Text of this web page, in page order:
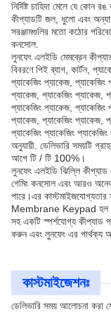
নির্দিষ্ট চাহিদা মেলে যে কোন
কীপ্যাডটি জল, ধুলো এবং
সরঞ্জামগুলির মতো কঠোর
কনসোল.
লুনফেং এলইডি মেমব্রেন
বিবরণে পিই ব্যাগ, কার্টন,
প্যাকেজিং প্যাকেজ,
প্যাকেজ, প্যাকেজিং প্যাকেজ,
প্যাকেজিং প্যাকেজ,
প্যাকেজ, প্যাকেজিং প্যাকেজ,
প্যাকেজিং প্যাকেজিং
অনুযায়ী. ডেলিভারি সময়টি
আগে টি / টি 100%।
লুনফেং এলইডি ঝিল্লি কীপ্যাড
গেমিং কনসোল এবং আরও
পারে।এর
Membrane Keypad হল
সহ একটি স্পর্শযোগ্য
করুন এবং লুনফেং এর পার্থক্য
কাস্টমাইজেশনঃ
ডেলিভারি সময় আলোচনা করা